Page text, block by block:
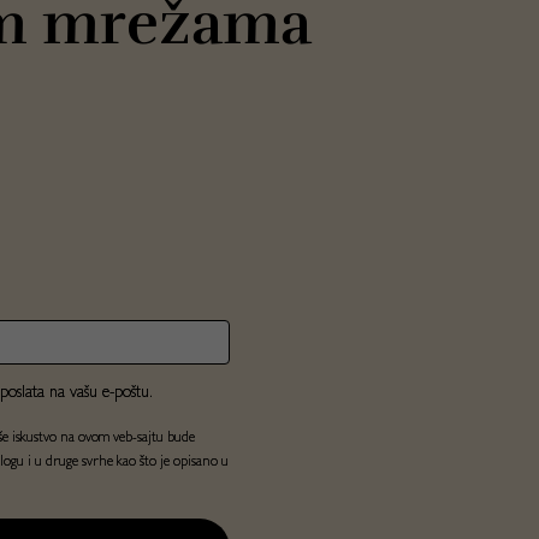
mrežama
na vašu e-poštu.
iskustvo na ovom veb-sajtu bude
i u druge svrhe kao što je opisano u